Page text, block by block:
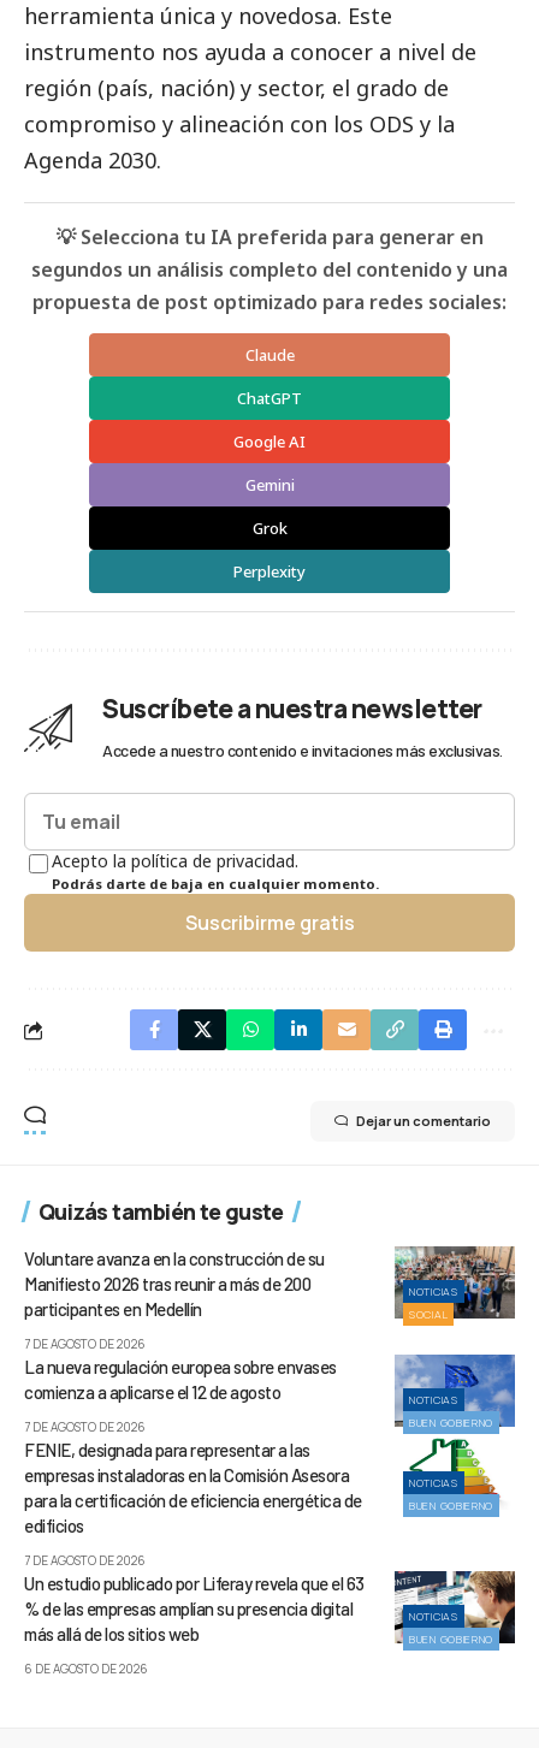
herramienta única y novedosa. Este
instrumento nos ayuda a conocer a nivel de
región (país, nación) y sector, el grado de
compromiso y alineación con los ODS y la
Agenda 2030.
💡 Selecciona tu IA preferida para generar en
segundos un análisis completo del contenido y una
propuesta de post optimizado para redes sociales:
Claude
ChatGPT
Google AI
Gemini
Grok
Perplexity
Suscríbete a nuestra newsletter
Accede a nuestro contenido e invitaciones más exclusivas.
Acepto la política de privacidad.
Podrás darte de baja en cualquier momento.
Suscribirme gratis
Dejar un comentario
Quizás también te guste
NOTICIAS
SOCIAL
Voluntare avanza en la construcción de su
Manifiesto 2026 tras reunir a más de 200
participantes en Medellín
7 DE AGOSTO DE 2026
NOTICIAS
BUEN GOBIERNO
La nueva regulación europea sobre envases
comienza a aplicarse el 12 de agosto
7 DE AGOSTO DE 2026
NOTICIAS
BUEN GOBIERNO
FENIE, designada para representar a las
empresas instaladoras en la Comisión Asesora
para la certificación de eficiencia energética de
edificios
7 DE AGOSTO DE 2026
NOTICIAS
BUEN GOBIERNO
Un estudio publicado por Liferay revela que el 63
% de las empresas amplían su presencia digital
más allá de los sitios web
6 DE AGOSTO DE 2026